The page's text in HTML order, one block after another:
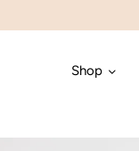
Shop